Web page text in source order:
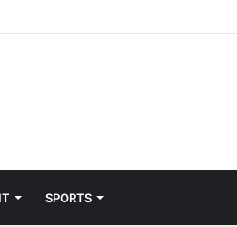
SPORTS